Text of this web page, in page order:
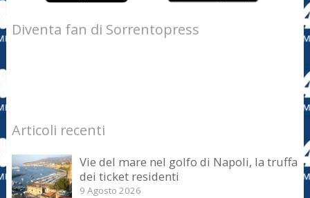
Diventa fan di Sorrentopress
Articoli recenti
Vie del mare nel golfo di Napoli, la truffa
dei ticket residenti
9 Agosto 2026